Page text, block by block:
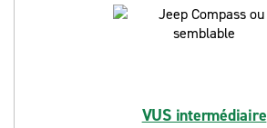
VUS intermédiaire